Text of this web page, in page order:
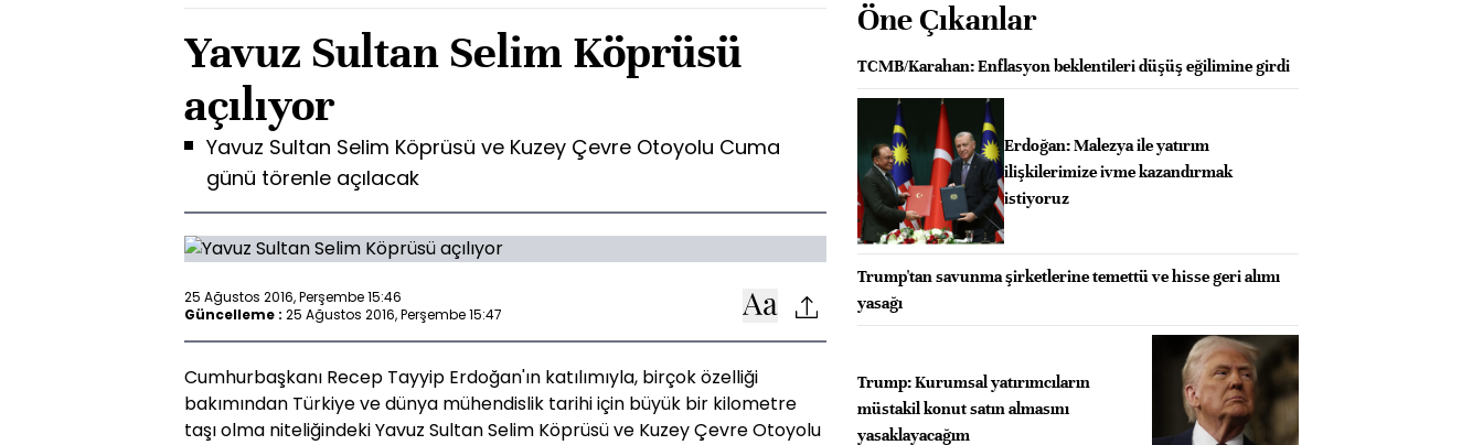
Yavuz Sultan Selim Köprüsü
açılıyor
Yavuz Sultan Selim Köprüsü ve Kuzey Çevre Otoyolu Cuma
günü törenle açılacak
25 Ağustos 2016, Perşembe 15:46
Güncelleme : 25 Ağustos 2016, Perşembe 15:47
Cumhurbaşkanı Recep Tayyip Erdoğan'ın katılımıyla, birçok özelliği
bakımından Türkiye ve dünya mühendislik tarihi için büyük bir kilometre
taşı olma niteliğindeki Yavuz Sultan Selim Köprüsü ve Kuzey Çevre Otoyolu
Öne Çıkanlar
TCMB/Karahan: Enflasyon beklentileri düşüş eğilimine girdi
Erdoğan: Malezya ile yatırım
ilişkilerimize ivme kazandırmak
istiyoruz
Trump'tan savunma şirketlerine temettü ve hisse geri alımı
yasağı
Trump: Kurumsal yatırımcıların
müstakil konut satın almasını
yasaklayacağım